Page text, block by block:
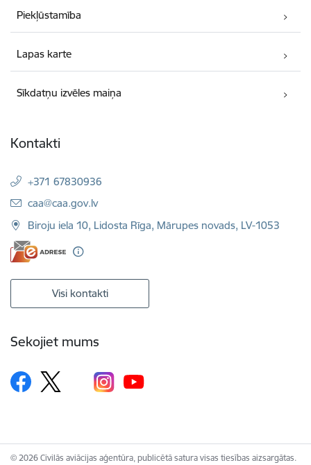
Piekļūstamība
Lapas karte
Sīkdatņu izvēles maiņa
Kontakti
+371 67830936
E-pasts:
caa@caa.gov.lv
Biroju iela 10, Lidosta Rīga, Mārupes novads, LV-1053
Visi kontakti
Sekojiet mums
© 2026 Civilās aviācijas aģentūra, publicētā satura visas tiesības aizsargātas.